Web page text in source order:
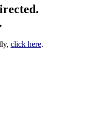
click here.